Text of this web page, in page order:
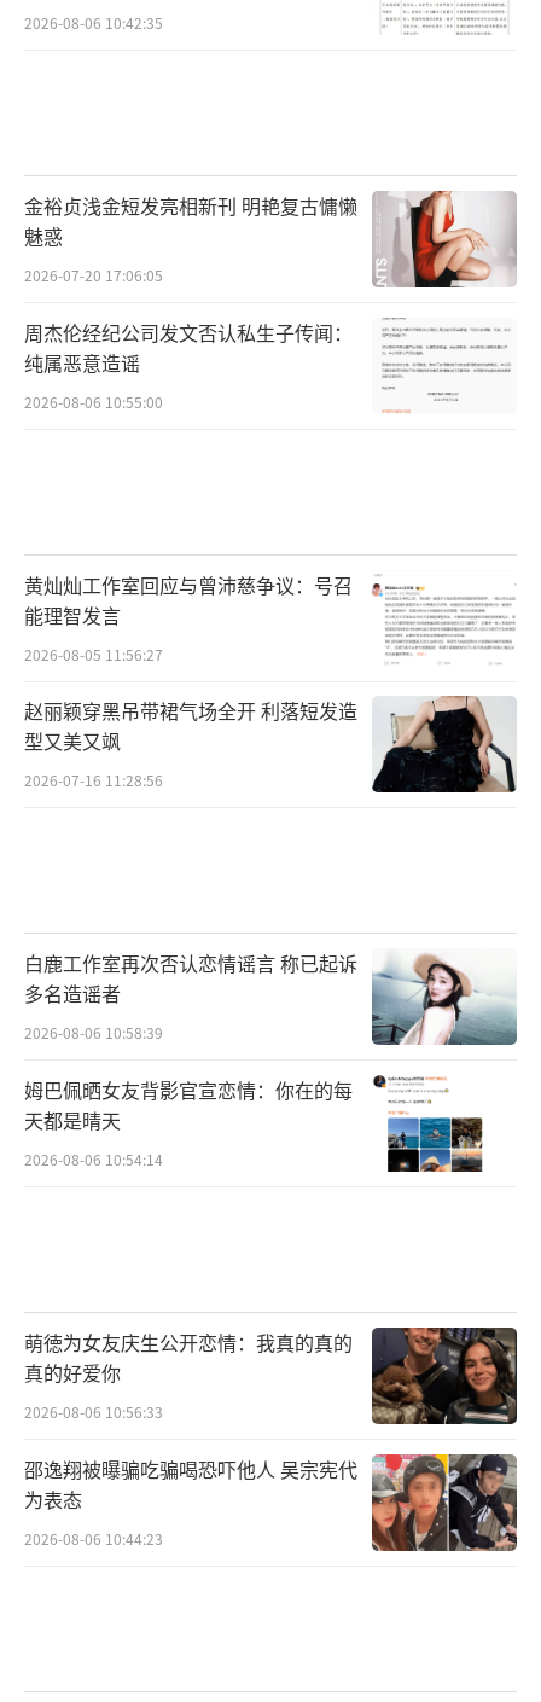
2026-08-06 10:42:35
金裕贞浅金短发亮相新刊 明艳复古慵懒
魅惑
2026-07-20 17:06:05
周杰伦经纪公司发文否认私生子传闻：
纯属恶意造谣
2026-08-06 10:55:00
黄灿灿工作室回应与曾沛慈争议：号召
能理智发言
2026-08-05 11:56:27
赵丽颖穿黑吊带裙气场全开 利落短发造
型又美又飒
2026-07-16 11:28:56
白鹿工作室再次否认恋情谣言 称已起诉
多名造谣者
2026-08-06 10:58:39
姆巴佩晒女友背影官宣恋情：你在的每
天都是晴天
2026-08-06 10:54:14
萌徳为女友庆生公开恋情：我真的真的
真的好爱你
2026-08-06 10:56:33
邵逸翔被曝骗吃骗喝恐吓他人 吴宗宪代
为表态
2026-08-06 10:44:23